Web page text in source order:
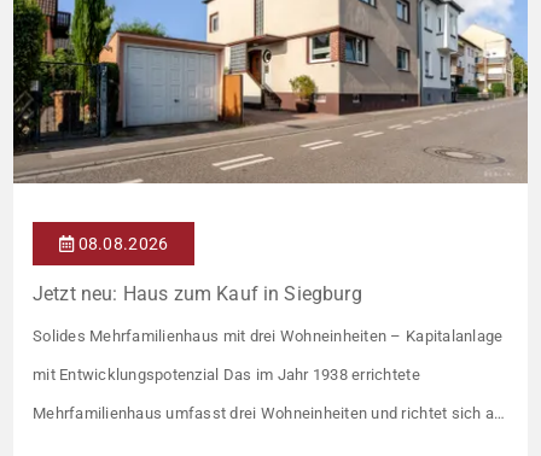
08.08.2026
Jetzt neu: Haus zum Kauf in Siegburg
Solides Mehrfamilienhaus mit drei Wohneinheiten – Kapitalanlage
mit Entwicklungspotenzial Das im Jahr 1938 errichtete
Mehrfamilienhaus umfasst drei Wohneinheiten und richtet sich an